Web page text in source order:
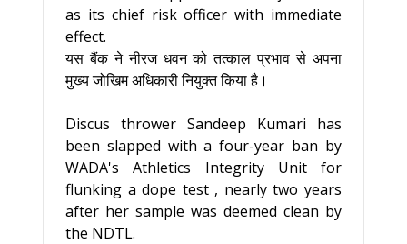
as its chief risk officer with immediate
effect.
यस बैंक ने नीरज धवन को तत्काल प्रभाव से अपना
मुख्य जोखिम अधिकारी नियुक्त किया है।
Discus thrower Sandeep Kumari has
been slapped with a four-year ban by
WADA's Athletics Integrity Unit for
flunking a dope test , nearly two years
after her sample was deemed clean by
the NDTL.